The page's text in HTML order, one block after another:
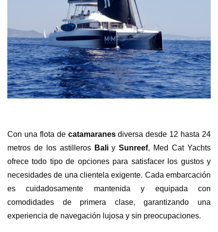
Con una flota de catamaranesdiversa desde 12 hasta 24
metros de los astilleros BaliySunreef, Med Cat Yachts
ofrece todo tipo de opciones para satisfacer los gustos y
necesidades de una clientela exigente. Cada embarcación
es cuidadosamente mantenida y equipada con
comodidades de primera clase, garantizando una
experiencia de navegación lujosa y sin preocupaciones.